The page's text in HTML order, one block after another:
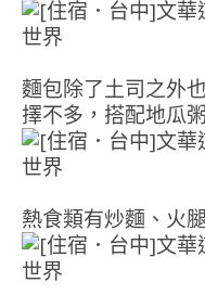
麵包除了土司之外
擇不多，搭配地瓜
熱食類有炒麵、火